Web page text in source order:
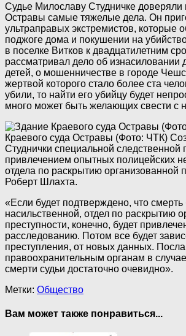
Судье Милославу Студничке доверяли
Остравы самые тяжелые дела. Он
ультраправых экстремистов, которые
поджоге дома и покушении на
в поселке Витков к двадцатилетним
рассматривал дело об изнасиловании
детей, о мошенничестве в городе
жертвой которого стало более ста
убили, то найти его убийцу будет
много может быть желающих свести с
Краевого суда Остравы (Фото: ЧТК)
Студнички специальной следственной
привлечением опытных полицейских
отдела по раскрытию организованной
Роберт Шлахта.
«Если будет подтверждено, что
насильственной, отдел по раскрытию
преступности, конечно, будет
расследованию. Потом все будет
преступления, от новых данных.
правоохранительным органам в
смерти судьи достаточно очевидно».
Метки: Общество
Вам может также понравиться...